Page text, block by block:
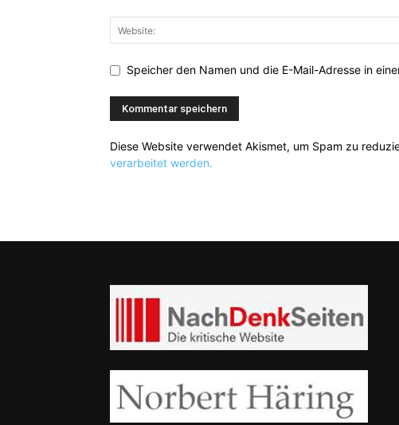
Speicher den Namen und die E-Mail-Adresse in
Diese Website verwendet Akismet, um Spam zu
verarbeitet werden.